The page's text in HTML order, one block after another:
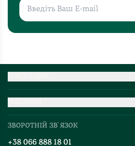
Про нас
Добірки
Блог
Партнерство
ЗВОРОТНІЙ ЗВ`ЯЗОК
+38 066 888 18 01